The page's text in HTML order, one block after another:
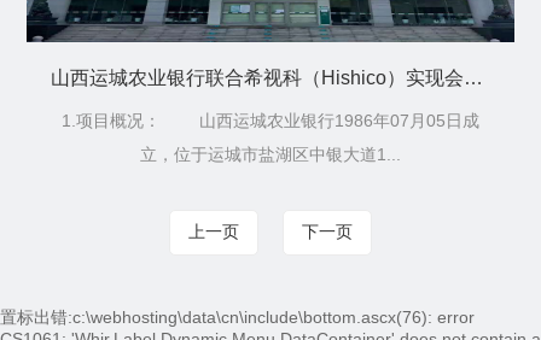
山西运城农业银行联合希视科（Hishico）实现会议智能化
1.项目概况： 山西运城农业银行1986年07月05日成
立，位于运城市盐湖区中银大道1...
上一页 下一页
置标出错:c:\webhosting\data\cn\include\bottom.ascx(76): error